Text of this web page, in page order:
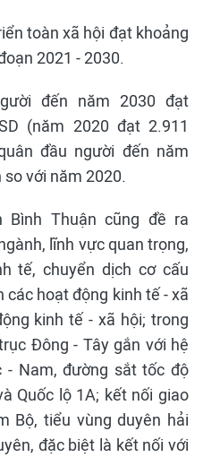
toàn xã hội đạt khoảng
2021 - 2030.
đến năm 2030 đạt
(năm 2020 đạt 2.911
đầu người đến năm
so với năm 2020.
Bình Thuận cũng đề ra
lĩnh vực quan trọng,
tế, chuyển dịch cơ cấu
các hoạt động kinh tế - xã
kinh tế - xã hội; trong
Đông - Tây gắn với hệ
- Nam, đường sắt tốc độ
Quốc lộ 1A; kết nối giao
Bộ, tiểu vùng duyên hải
đặc biệt là kết nối với